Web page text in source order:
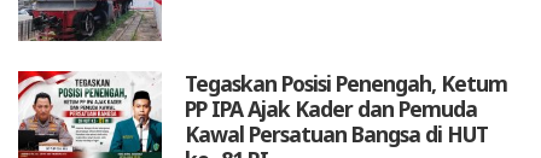
Tegaskan Posisi Penengah, Ketum
PP IPA Ajak Kader dan Pemuda
Kawal Persatuan Bangsa di HUT